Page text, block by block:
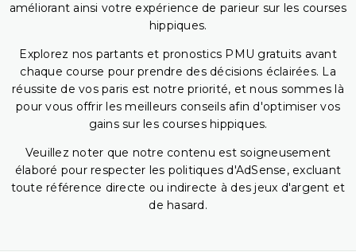
améliorant ainsi votre expérience de parieur sur les courses
hippiques.
Explorez nos partants et pronostics PMU gratuits avant
chaque course pour prendre des décisions éclairées. La
réussite de vos paris est notre priorité, et nous sommes là
pour vous offrir les meilleurs conseils afin d'optimiser vos
gains sur les courses hippiques.
Veuillez noter que notre contenu est soigneusement
élaboré pour respecter les politiques d'AdSense, excluant
toute référence directe ou indirecte à des jeux d'argent et
de hasard.